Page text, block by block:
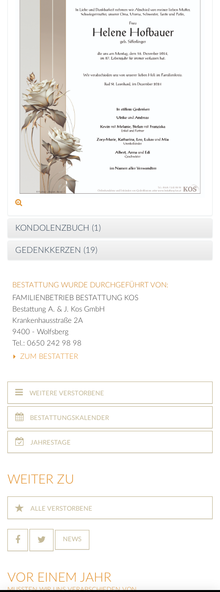
KONDOLENZBUCH (1 )
GEDENKKERZEN (19)
BESTATTUNG WURDE DURCHGEFÜHRT VON:
FAMILIENBETRIEB BESTATTUNG KOS
Bestattung A. & J. Kos GmbH
Krankenhausstraße 2A
9400 - Wolfsberg
Tel.: 0650 242 98 98
ZUM BESTATTER
WEITERE VERSTORBENE
BESTATTUNGSKALENDER
JAHRESTAGE
WEITER ZU
ALLE VERSTORBENE
NEWS
VOR EINEM JAHR
MUSSTEN WIR UNS VERABSCHIEDEN VON